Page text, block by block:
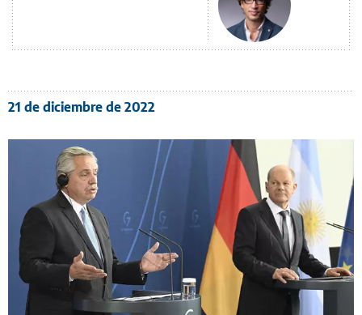
21 de diciembre de 2022